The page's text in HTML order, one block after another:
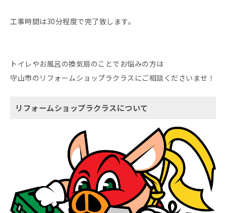
工事時間は30分程度で完了致します。
トイレやお風呂の換気扇のことでお悩みの方は
守山市のリフォームショップラクラスにご相談くださいませ！
リフォームショップラクラスについて